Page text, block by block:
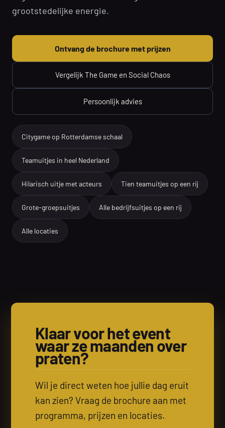
grootstedelijke energie.
Ontvang de brochure met prijzen
Vergelijk The Game en Social Chaos
Persoonlijk advies
Citygame op Rotterdamse schaal
Teamuitjes in heel Nederland
Hilarisch uitje met acteurs Tien teamuitjes op een rij
Grote-groepsuitjes Alle bedrijfsuitjes op een rij
Alle locaties
Klaar voor het event
waar ze maanden over
praten?
Wil je direct weten hoe jullie dag eruit
kan zien? Vraag de brochure aan met
programma, prijzen en locaties.